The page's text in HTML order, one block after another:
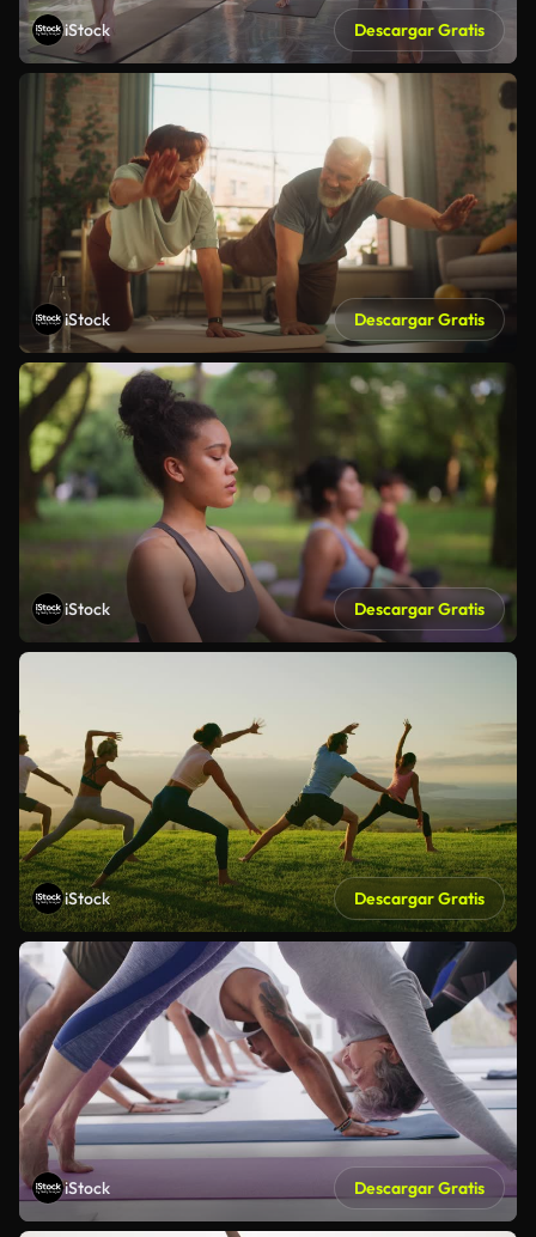
iStock Descargar Gratis
iStock Descargar Gratis
iStock Descargar Gratis
iStock Descargar Gratis
iStock Descargar Gratis